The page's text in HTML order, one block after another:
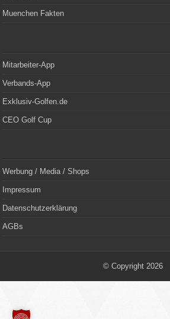
Muenchen Fakten
Mitarbeiter-App
Verbands-App
Exklusiv-Golfen.de
CEO Golf Cup
Werbung / Media / Shops
Impressum
Datenschutzerklärung
AGBs
© Copyright 2026